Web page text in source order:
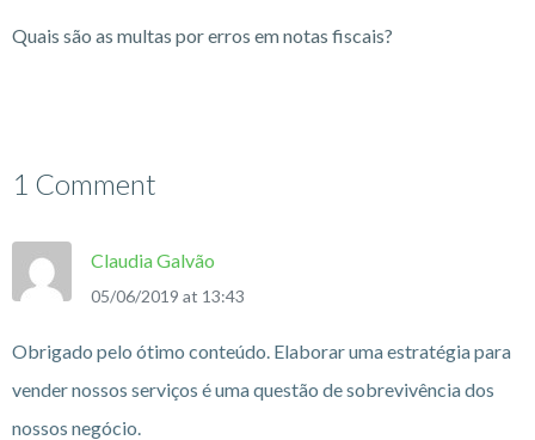
Quais são as multas por erros em notas fiscais?
1 Comment
Claudia Galvão
05/06/2019 at 13:43
Obrigado pelo ótimo conteúdo. Elaborar uma estratégia para
vender nossos serviços é uma questão de sobrevivência dos
nossos negócio.